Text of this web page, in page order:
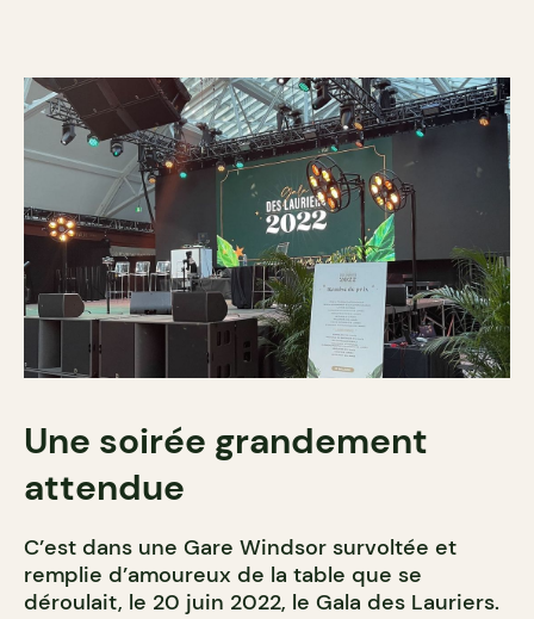
Une soirée grandement
attendue
C’est dans une Gare Windsor survoltée et
remplie d’amoureux de la table que se
déroulait, le 20 juin 2022, le Gala des Lauriers.